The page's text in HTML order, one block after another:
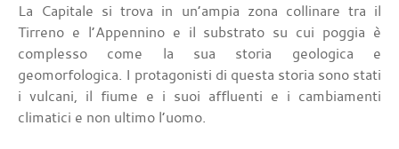
La Capitale si trova in un’ampia zona collinare tra il
Tirreno e l’Appennino e il substrato su cui poggia è
complesso come la sua storia geologica e
geomorfologica. I protagonisti di questa storia sono stati
i vulcani, il fiume e i suoi affluenti e i cambiamenti
climatici e non ultimo l’uomo.